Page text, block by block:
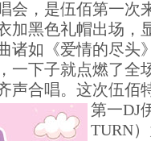
，是伍佰第一次
加黑色礼帽出场，
诸如《爱情的尽头
一下子就点燃了全
声合唱。 这次伍佰
第一DJ
TURN